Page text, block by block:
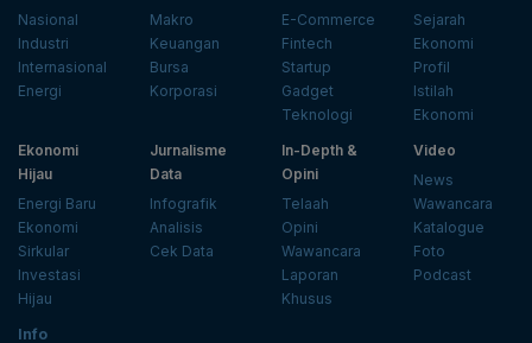
Nasional
Industri
Internasional
Energi
Makro
Keuangan
Bursa
Korporasi
E-Commerce
Fintech
Startup
Gadget
Teknologi
Sejarah
Ekonomi
Profil
Istilah
Ekonomi
Ekonomi
Hijau
Energi Baru
Ekonomi
Sirkular
Investasi
Hijau
Jurnalisme
Data
Infografik
Analisis
Cek Data
In-Depth &
Opini
Telaah
Opini
Wawancara
Laporan
Khusus
Video
News
Wawancara
Katalogue
Foto
Podcast
Info